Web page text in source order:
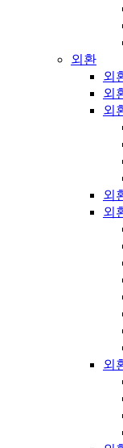
외환
외
외
외
외
외
외